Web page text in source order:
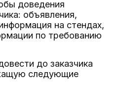
доведения
объявления,
на стендах,
по требованию
до заказчика
следующие